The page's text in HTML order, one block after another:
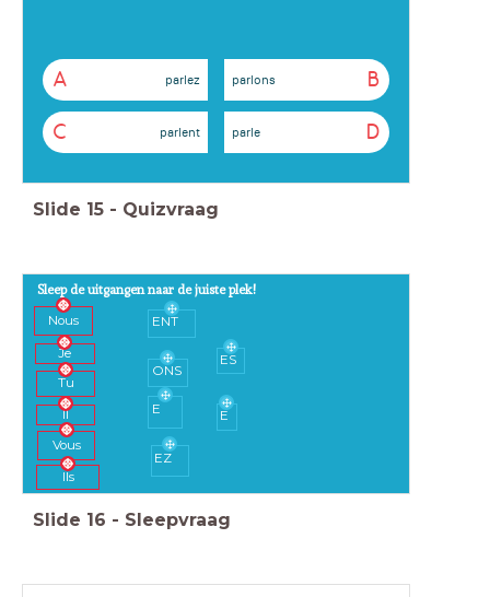
A parlez B
parlons
C parlent D
parle
Slide 15 - Quizvraag
Sleep de uitgangen naar de juiste plek!
Je
Tu
Il
Nous
Vous
Ils
E
ES
E
ONS
EZ
ENT
Slide 16 - Sleepvraag